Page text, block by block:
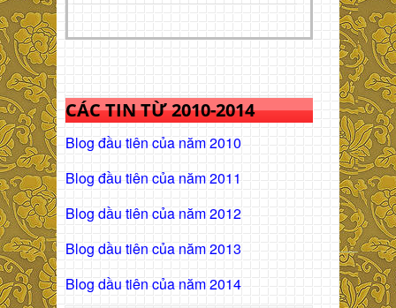
CÁC TIN TỪ 2010-2014
Blog đầu tiên của năm 2010
Blog đầu tiên của năm 2011
Blog dầu tiên của năm 2012
Blog dầu tiên của năm 2013
Blog dầu tiên của năm 2014